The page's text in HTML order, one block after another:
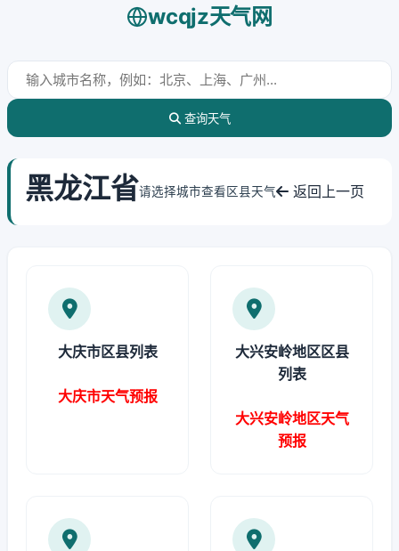
wcqjz天气网
查询天气
黑龙江省请选择城市查看区县天气 返回上一页
大庆市区县列表
大庆市天气预报
大兴安岭地区区县
列表
大兴安岭地区天气
预报